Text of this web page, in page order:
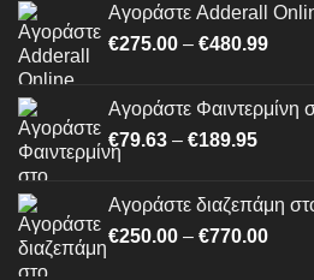
€420.00.είναι:
Αγοράστε Adderall
€275.00 – €480.99Price
Αγοράστε Φαιντερμίνη
€79.63 – €189.95Price
Αγοράστε διαζεπάμη
€250.00 – €770.00Price